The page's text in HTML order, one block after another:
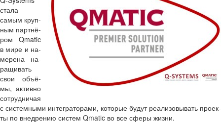
стала
самым круп­
ным парт­нё­
ром Qmatic
в мире и на­
ме­ре­на на­
ра­щи­вать
свои объ­ё­
мы, ак­тив­но
со­труд­ни­чая
с си­стем­ны­ми ин­те­гра­то­ра­ми, ко­то­рые будут ре­а­ли­зо­вы­вать про­ек­
ты по внед­ре­нию си­стем Qmatic во все сферы жизни.